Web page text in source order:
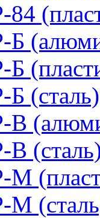
(сталь)
В